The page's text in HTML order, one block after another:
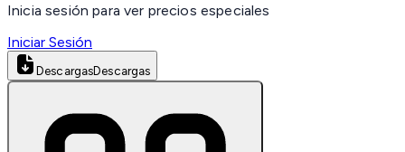
Inicia sesión para ver precios especiales
Iniciar Sesión
DescargasDescargas